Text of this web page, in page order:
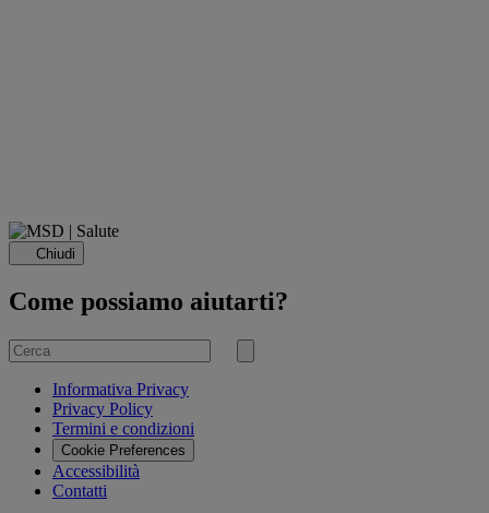
Chiudi
Come possiamo aiutarti?
Cerca
per
Invia
Informativa Privacy
Privacy Policy
Termini e condizioni
Cookie Preferences
Accessibilità
Contatti